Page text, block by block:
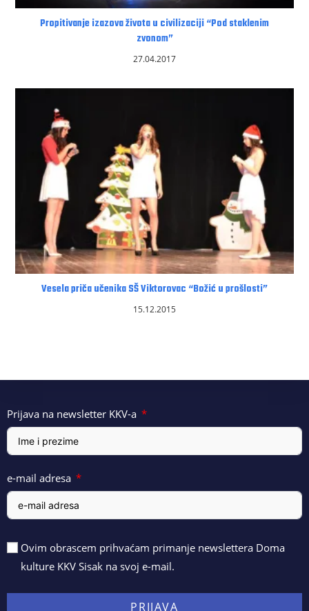
Propitivanje izazova života u civilizaciji “Pod staklenim
zvonom”
27.04.2017
Vesela priča učenika SŠ Viktorovac “Božić u prošlosti”
15.12.2015
Prijava na newsletter KKV-a
e-mail adresa
Ovim obrascem prihvaćam primanje newslettera Doma
kulture KKV Sisak na svoj e-mail.
PRIJAVA